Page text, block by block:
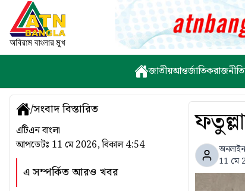
জাতীয়আন্তর্জাতিকরাজনীতি
/সংবাদ বিস্তারিত
এটিএন বাংলা
আপডেটঃ 11 মে 2026, বিকাল 4:54
এ সম্পর্কিত আরও খবর
11 মে